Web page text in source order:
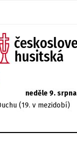
neděle 9. srpna
(19. v mezidobí)